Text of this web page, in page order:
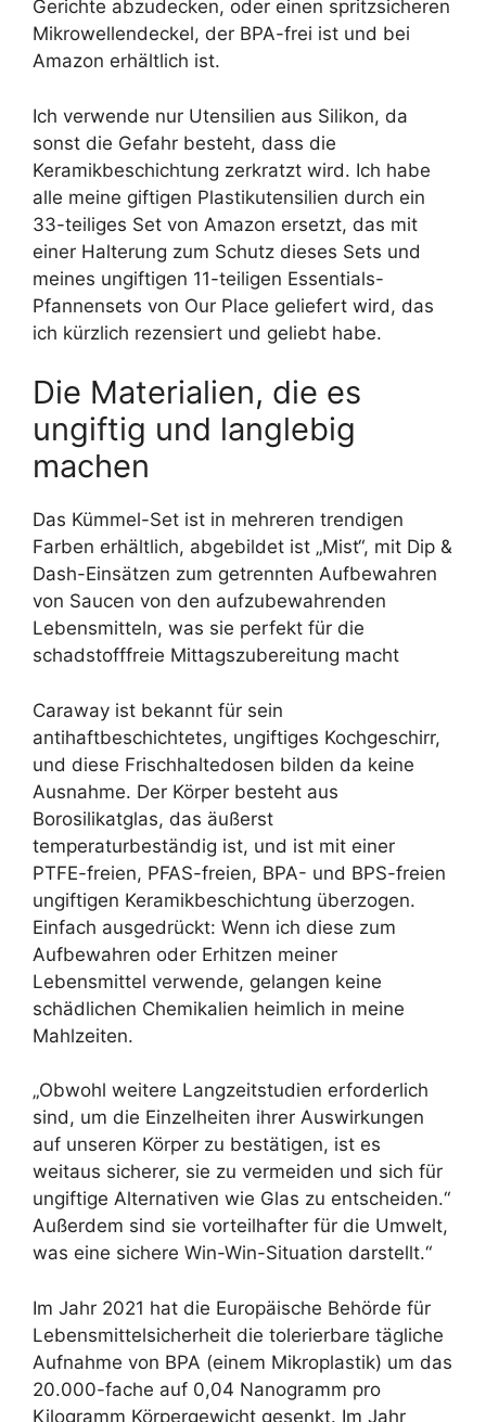
Gerichte abzudecken, oder einen spritzsicheren
Mikrowellendeckel, der BPA-frei ist und bei
Amazon erhältlich ist.
Ich verwende nur Utensilien aus Silikon, da
sonst die Gefahr besteht, dass die
Keramikbeschichtung zerkratzt wird. Ich habe
alle meine giftigen Plastikutensilien durch ein
33-teiliges Set von Amazon ersetzt, das mit
einer Halterung zum Schutz dieses Sets und
meines ungiftigen 11-teiligen Essentials-
Pfannensets von Our Place geliefert wird, das
ich kürzlich rezensiert und geliebt habe.
Die Materialien, die es
ungiftig und langlebig
machen
Das Kümmel-Set ist in mehreren trendigen
Farben erhältlich, abgebildet ist „Mist“, mit Dip &
Dash-Einsätzen zum getrennten Aufbewahren
von Saucen von den aufzubewahrenden
Lebensmitteln, was sie perfekt für die
schadstofffreie Mittagszubereitung macht
Caraway ist bekannt für sein
antihaftbeschichtetes, ungiftiges Kochgeschirr,
und diese Frischhaltedosen bilden da keine
Ausnahme. Der Körper besteht aus
Borosilikatglas, das äußerst
temperaturbeständig ist, und ist mit einer
PTFE-freien, PFAS-freien, BPA- und BPS-freien
ungiftigen Keramikbeschichtung überzogen.
Einfach ausgedrückt: Wenn ich diese zum
Aufbewahren oder Erhitzen meiner
Lebensmittel verwende, gelangen keine
schädlichen Chemikalien heimlich in meine
Mahlzeiten.
„Obwohl weitere Langzeitstudien erforderlich
sind, um die Einzelheiten ihrer Auswirkungen
auf unseren Körper zu bestätigen, ist es
weitaus sicherer, sie zu vermeiden und sich für
ungiftige Alternativen wie Glas zu entscheiden.“
Außerdem sind sie vorteilhafter für die Umwelt,
was eine sichere Win-Win-Situation darstellt.“
Im Jahr 2021 hat die Europäische Behörde für
Lebensmittelsicherheit die tolerierbare tägliche
Aufnahme von BPA (einem Mikroplastik) um das
20.000-fache auf 0,04 Nanogramm pro
Kilogramm Körpergewicht gesenkt. Im Jahr